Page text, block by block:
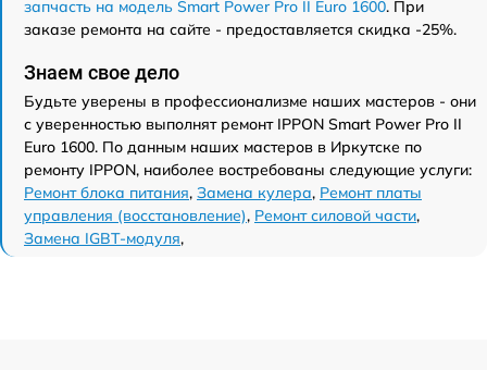
запчасть на модель Smart Power Pro II Euro 1600. При
заказе ремонта на сайте - предоставляется скидка -25%.
Знаем свое дело
Будьте уверены в профессионализме наших мастеров - они
с уверенностью выполнят ремонт IPPON Smart Power Pro II
Euro 1600. По данным наших мастеров в Иркутске по
ремонту IPPON, наиболее востребованы следующие услуги:
Ремонт блока питания, Замена кулера, Ремонт платы
управления (восстановление), Ремонт силовой части,
Замена IGBT-модуля,